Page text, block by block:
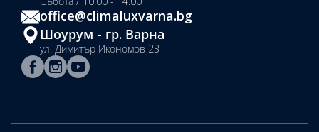
office@climaluxvarna.bg
Шоурум - гр. Варна
ул. Димитър Икономов 23